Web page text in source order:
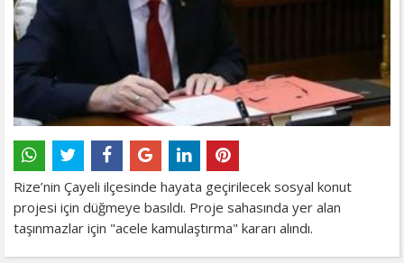
Rize’nin Çayeli ilçesinde hayata geçirilecek sosyal konut
projesi için düğmeye basıldı. Proje sahasında yer alan
taşınmazlar için "acele kamulaştırma" kararı alındı.